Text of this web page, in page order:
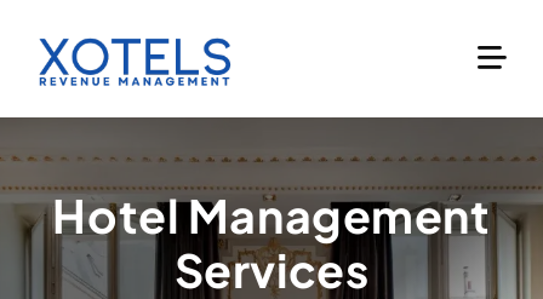
content
Hotel Management
Services